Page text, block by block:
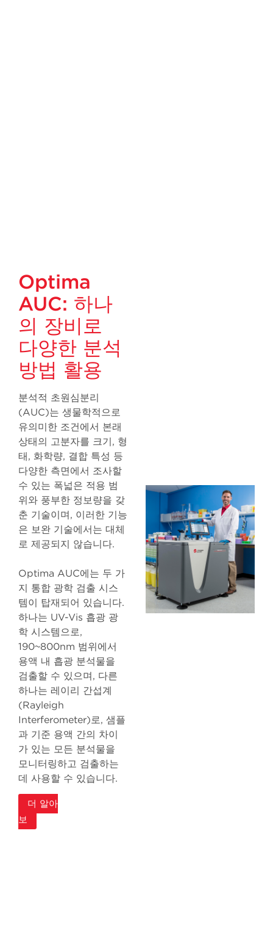
Optima
AUC: 하나
의 장비로
다양한 분석
방법 활용
분석적 초원심분리
(AUC)는 생물학적으로
유의미한 조건에서 본래
상태의 고분자를 크기, 형
태, 화학량, 결합 특성 등
다양한 측면에서 조사할
수 있는 폭넓은 적용 범
위와 풍부한 정보량을 갖
춘 기술이며, 이러한 기능
은 보완 기술에서는 대체
로 제공되지 않습니다.
Optima AUC에는 두 가
지 통합 광학 검출 시스
템이 탑재되어 있습니다.
하나는 UV-Vis 흡광 광
학 시스템으로,
190~800nm 범위에서
용액 내 흡광 분석물을
검출할 수 있으며, 다른
하나는 레이리 간섭계
(Rayleigh
Interferometer)로, 샘플
과 기준 용액 간의 차이
가 있는 모든 분석물을
모니터링하고 검출하는
데 사용할 수 있습니다.
더 알아
보